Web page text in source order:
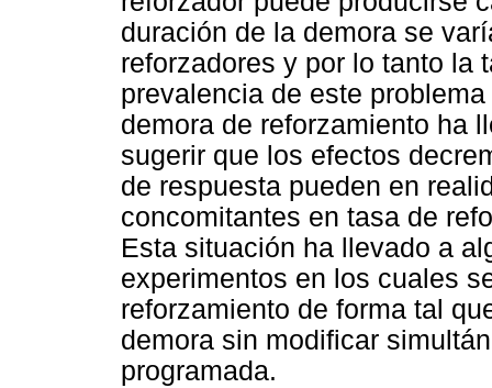
duración de la demora se
reforzadores y por lo tanto la
prevalencia de este
demora de reforzamiento ha
sugerir que los efectos
de respuesta pueden en
concomitantes en tasa de
Esta situación ha llevado a
experimentos en los cuales
reforzamiento de forma tal
demora sin modificar
programada.